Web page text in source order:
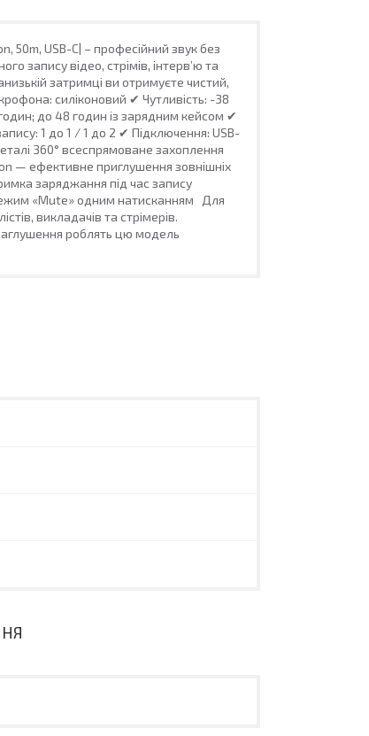
50m, USB-C| – професійний звук без
запису відео, стрімів, інтерв’ю та
затримці ви отримуєте чистий,
силіконовий ✔ Чутливість: -38
до 48 годин із зарядним кейсом ✔
1 до 1 / 1 до 2 ✔ Підключення: USB-
360° всеспрямоване захоплення
— ефективне приглушення зовнішніх
заряджання під час запису
«Mute» одним натисканням Для
викладачів та стрімерів.
роблять цю модель